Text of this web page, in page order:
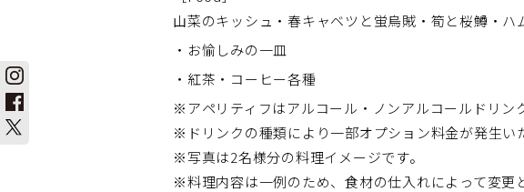
山菜のキッシュ・春キャベツと蛍烏賊・筍と桜鱒・ハ
・お愉しみの一皿
・紅茶・コーヒー各種
※アペリティフはアルコール・ノンアルコールドリ
※ドリンクの種類により一部オプション料金が発生い
※写真は2名様分の料理イメージです。
※料理内容は一例のため、食材の仕入れによって変更